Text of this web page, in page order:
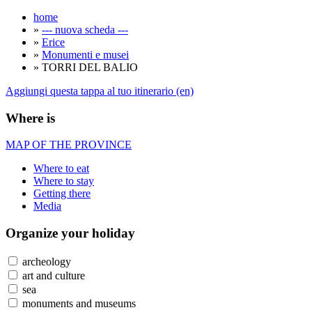
home
» --- nuova scheda ---
» Erice
» Monumenti e musei
» TORRI DEL BALIO
Aggiungi questa tappa al tuo itinerario (en)
Where is
MAP OF THE PROVINCE
Where to eat
Where to stay
Getting there
Media
Organize your holiday
archeology
art and culture
sea
monuments and museums